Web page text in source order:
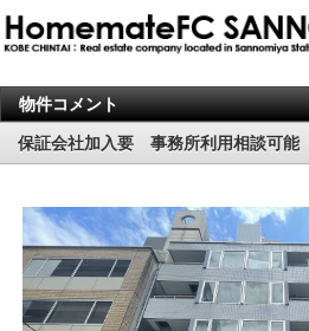
物件コメント
保証会社加入要 事務所利用相談可能